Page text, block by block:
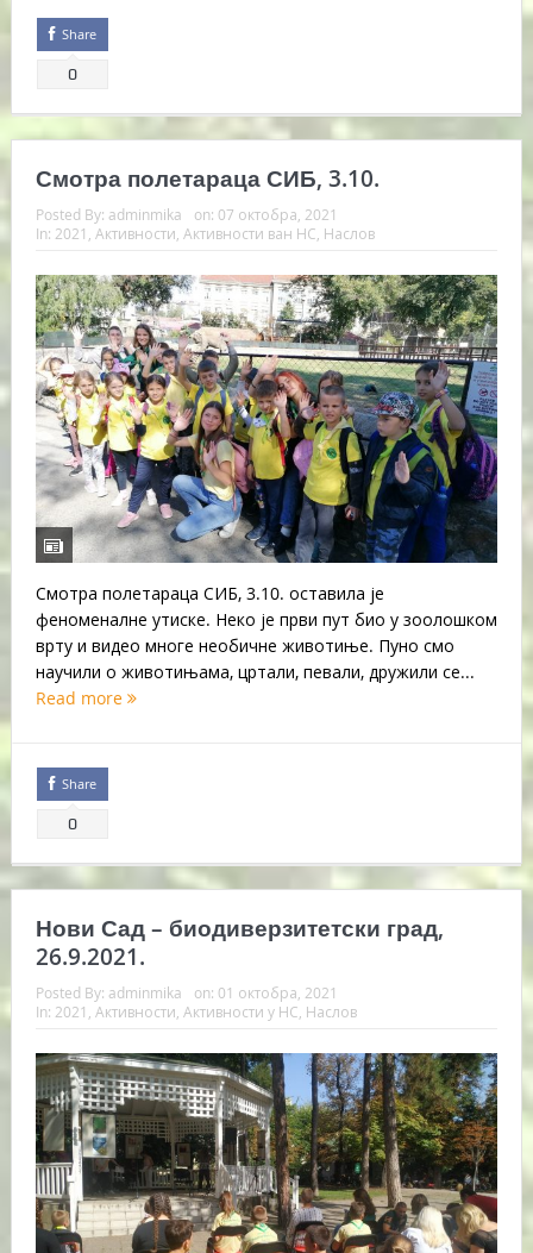
Share
0
Смотра полетараца СИБ, 3.10.
Posted By: adminmika on: 07 октобра, 2021
In: 2021 Активности Активности ван НС Наслов
Смотра полетараца СИБ, 3.10. оставила је
феноменалне утиске. Неко је први пут био у зоолошком
врту и видео многе необичне животиње. Пуно смо
научили о животињама, цртали, певали, дружили се...
Read more
Share
0
Нови Сад – биодиверзитетски град,
26.9.2021.
Posted By: adminmika on: 01 октобра, 2021
In: 2021 Активности Активности у НС Наслов